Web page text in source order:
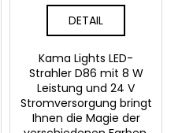
DETAIL
Kama Lights LED-
Strahler D86 mit 8 W
Leistung und 24 V
Stromversorgung bringt
Ihnen die Magie der